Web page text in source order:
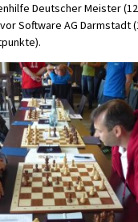
Deutscher Meister
Software AG Darmstadt